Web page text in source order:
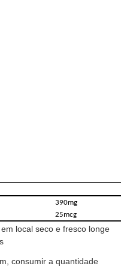
390mg
25mcg
local seco e fresco longe
consumir a quantidade